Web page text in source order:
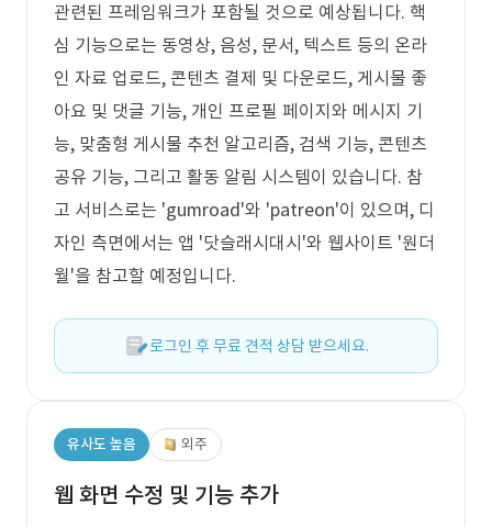
관련된 프레임워크가 포함될 것으로 예상됩니다. 핵
심 기능으로는 동영상, 음성, 문서, 텍스트 등의 온라
인 자료 업로드, 콘텐츠 결제 및 다운로드, 게시물 좋
아요 및 댓글 기능, 개인 프로필 페이지와 메시지 기
능, 맞춤형 게시물 추천 알고리즘, 검색 기능, 콘텐츠
공유 기능, 그리고 활동 알림 시스템이 있습니다. 참
고 서비스로는 'gumroad'와 'patreon'이 있으며, 디
자인 측면에서는 앱 '닷슬래시대시'와 웹사이트 '원더
월'을 참고할 예정입니다.
로그인 후 무료 견적 상담 받으세요.
유사도 높음 외주
웹 화면 수정 및 기능 추가